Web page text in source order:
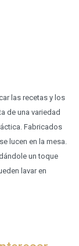
las recetas y los
de una variedad
Fabricados
lucen en la mesa.
un toque
lavar en